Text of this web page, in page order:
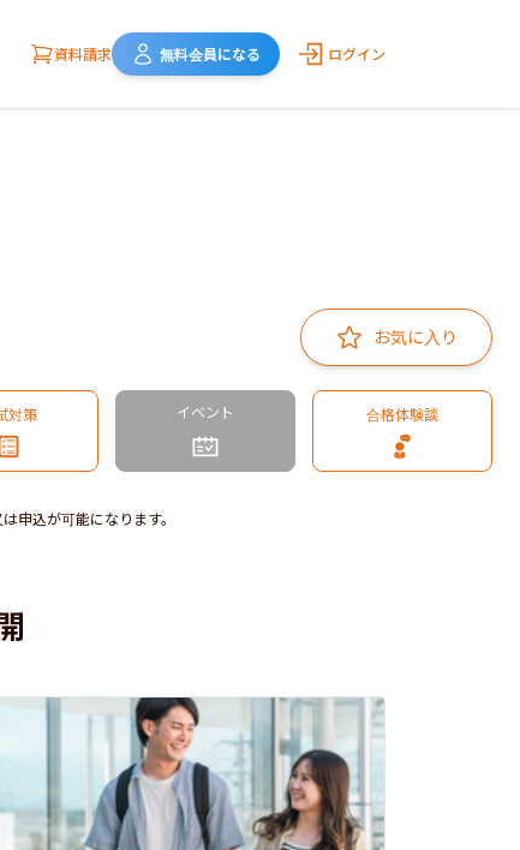
資料請求 無料会員になる ログイン
お気に入り
対策 イベント 合格体験談
申込が可能になります。